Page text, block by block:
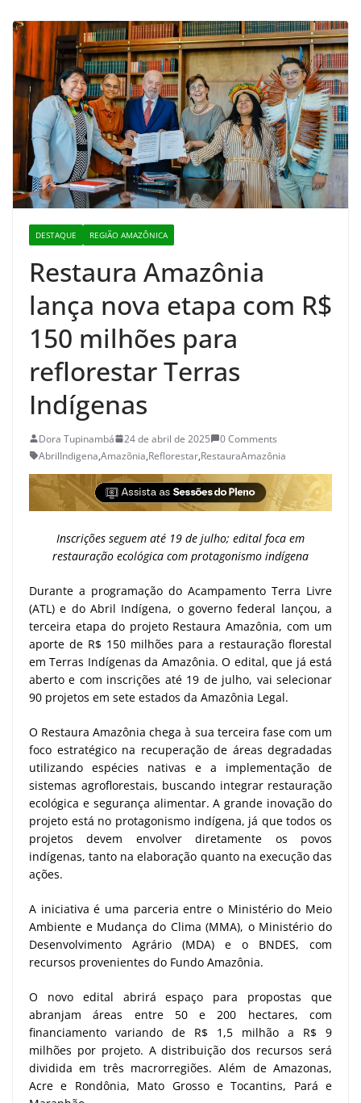
DESTAQUE REGIÃO AMAZÔNICA
Restaura Amazônia
lança nova etapa com R$
150 milhões para
reflorestar Terras
Indígenas
Dora Tupinambá 24 de abril de 2025
0 Comments
AbrilIndigena,Amazõnia,Reflorestar,RestauraAmazônia
Inscrições seguem até 19 de julho; edital foca em
restauração ecológica com protagonismo indígena
Durante a programação do Acampamento Terra Livre
(ATL) e do Abril Indígena, o governo federal lançou, a
terceira etapa do projeto Restaura Amazônia, com um
aporte de R$ 150 milhões para a restauração florestal
em Terras Indígenas da Amazônia. O edital, que já está
aberto e com inscrições até 19 de julho, vai selecionar
90 projetos em sete estados da Amazônia Legal.
O Restaura Amazônia chega à sua terceira fase com um
foco estratégico na recuperação de áreas degradadas
utilizando espécies nativas e a implementação de
sistemas agroflorestais, buscando integrar restauração
ecológica e segurança alimentar. A grande inovação do
projeto está no protagonismo indígena, já que todos os
projetos devem envolver diretamente os povos
indígenas, tanto na elaboração quanto na execução das
ações.
A iniciativa é uma parceria entre o Ministério do Meio
Ambiente e Mudança do Clima (MMA), o Ministério do
Desenvolvimento Agrário (MDA) e o BNDES, com
recursos provenientes do Fundo Amazônia.
O novo edital abrirá espaço para propostas que
abranjam áreas entre 50 e 200 hectares, com
financiamento variando de R$ 1,5 milhão a R$ 9
milhões por projeto. A distribuição dos recursos será
dividida em três macrorregiões. Além de Amazonas,
Acre e Rondônia, Mato Grosso e Tocantins, Pará e